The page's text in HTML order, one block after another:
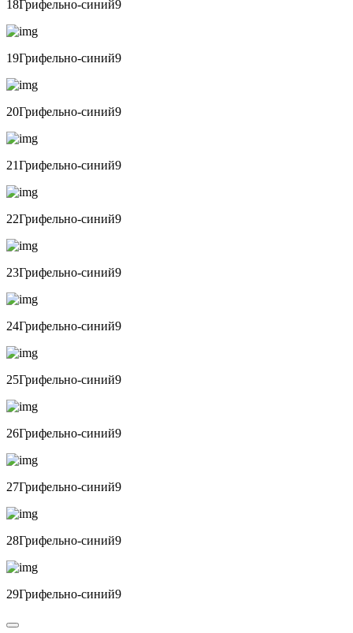
18Грифельно-синий9
19Грифельно-синий9
20Грифельно-синий9
21Грифельно-синий9
22Грифельно-синий9
23Грифельно-синий9
24Грифельно-синий9
25Грифельно-синий9
26Грифельно-синий9
27Грифельно-синий9
28Грифельно-синий9
29Грифельно-синий9